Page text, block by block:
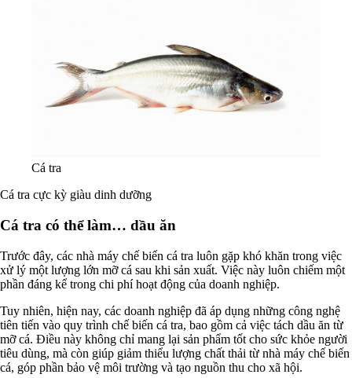
Cá tra
Cá tra cực kỳ giàu dinh dưỡng
Cá tra có thể làm… dầu ăn
Trước đây, các nhà máy chế biến cá tra luôn gặp khó khăn trong việc
xử lý một lượng lớn mỡ cá sau khi sản xuất. Việc này luôn chiếm một
phần đáng kể trong chi phí hoạt động của doanh nghiệp.
Tuy nhiên, hiện nay, các doanh nghiệp đã áp dụng những công nghệ
tiên tiến vào quy trình chế biến cá tra, bao gồm cả việc tách dầu ăn từ
mỡ cá. Điều này không chỉ mang lại sản phẩm tốt cho sức khỏe người
tiêu dùng, mà còn giúp giảm thiểu lượng chất thải từ nhà máy chế biến
cá, góp phần bảo vệ môi trường và tạo nguồn thu cho xã hội.